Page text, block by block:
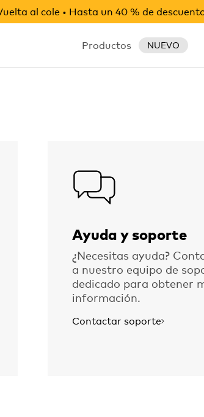
al cole • Hasta un 40 % de
Productos NUEVO
Ayuda y soporte
¿Necesitas ayuda?
a nuestro equipo de
dedicado para obtener
información.
Contactar soporte